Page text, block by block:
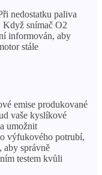
nedostatku paliva
snímač O2
informován, aby
stále
emise produkované
vaše kyslíkové
umožnit
výfukového potrubí,
aby správně
testem kvůli